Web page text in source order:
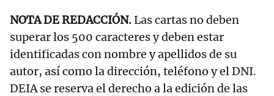
NOTA DE REDACCIÓN.Las cartas no deben
superar los 500 caracteres y deben estar
identificadas con nombre y apellidos de su
autor, así como la dirección, teléfono y el DNI.
DEIA se reserva el derecho a la edición de las